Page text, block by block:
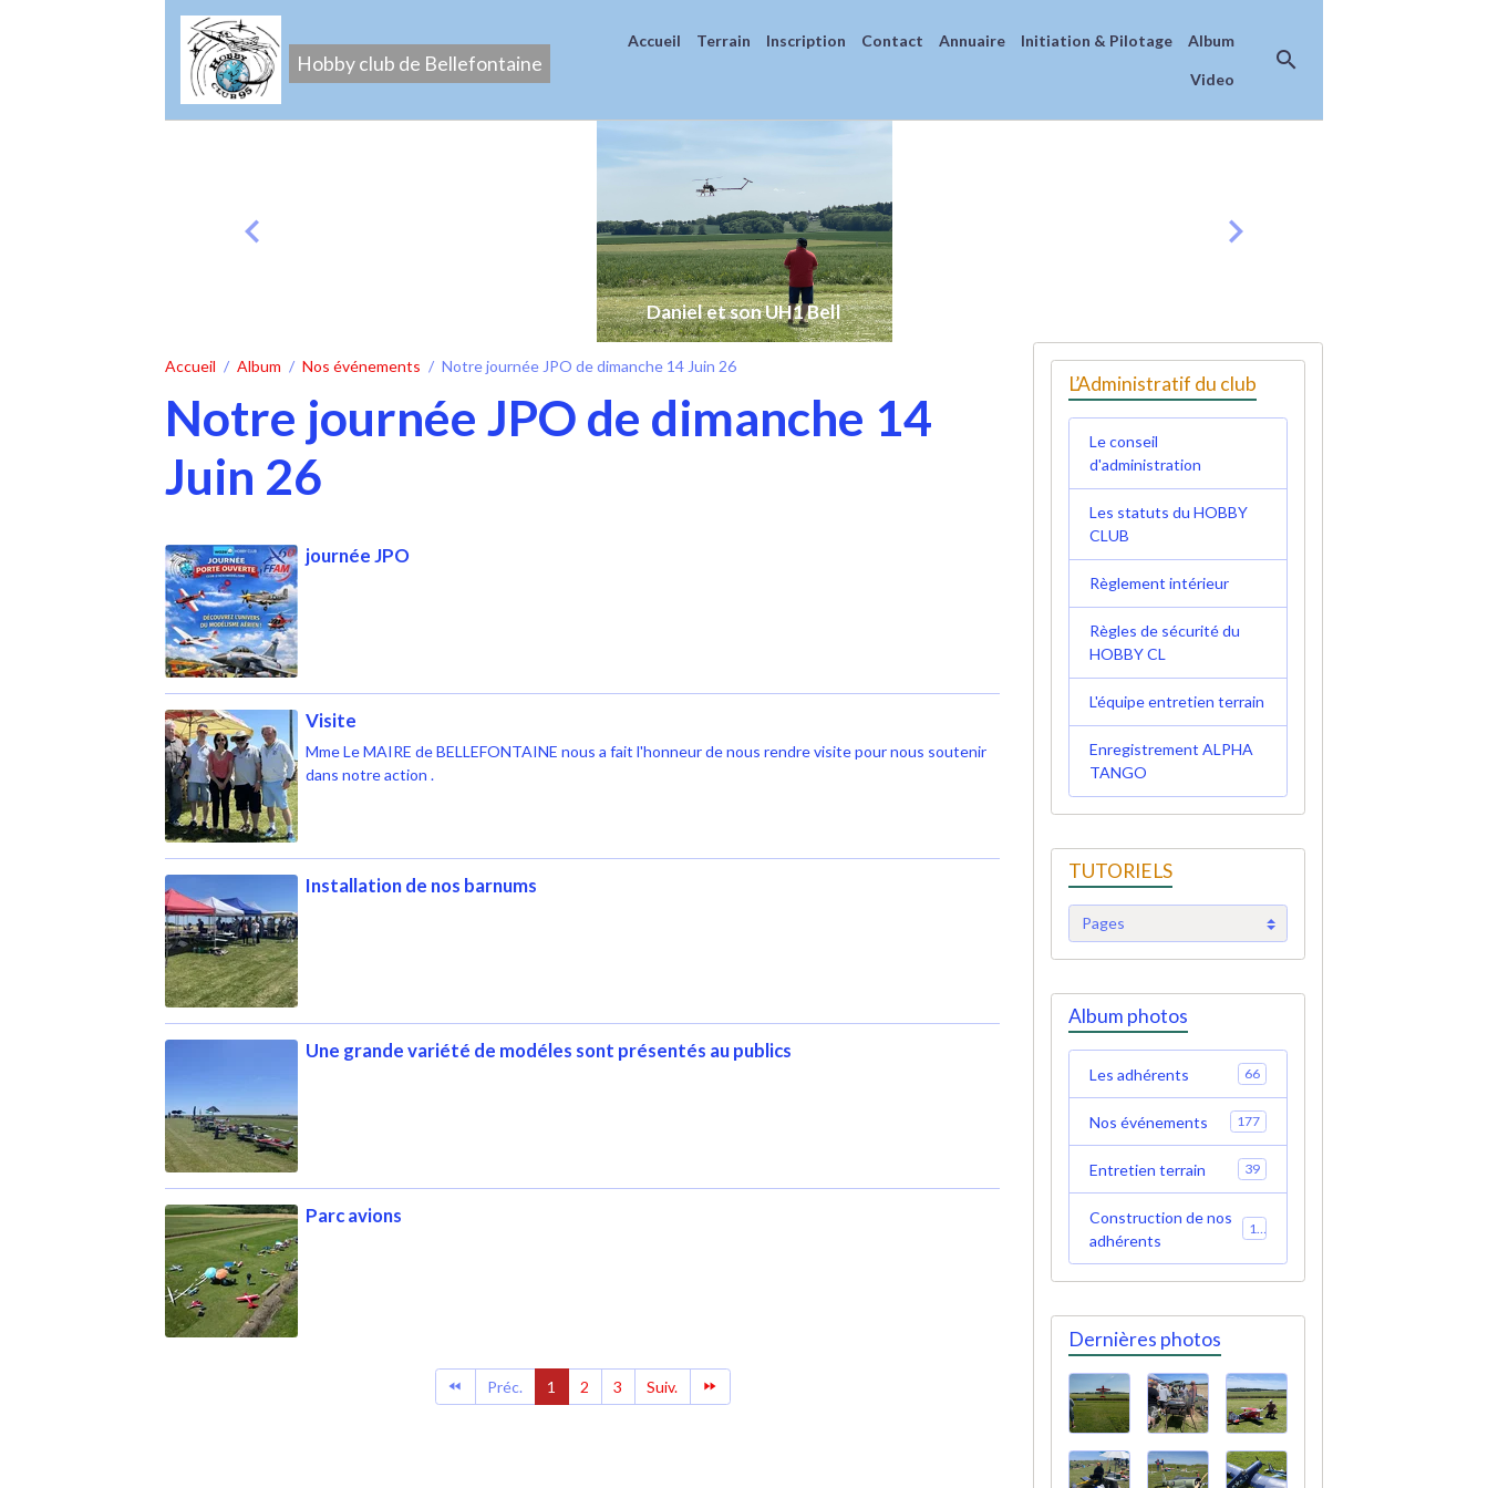
Hobby club de Bellefontaine
Accueil Terrain Inscription Contact Annuaire Initiation & Pilotage Album
Video
Daniel et son UH1 Bell
Accueil Album Nos événements Notre journée JPO de dimanche 14 Juin 26
Notre journée JPO de dimanche 14
Juin 26
journée JPO
Visite
Mme Le MAIRE de BELLEFONTAINE nous a fait l'honneur de nous rendre visite pour nous soutenir
dans notre action .
Installation de nos barnums
Une grande variété de modéles sont présentés au publics
Parc avions
Préc. 1 2 3 Suiv.
L’Administratif du club
Le conseil
d'administration
Les statuts du HOBBY
CLUB
Règlement intérieur
Règles de sécurité du
HOBBY CL
L'équipe entretien terrain
Enregistrement ALPHA
TANGO
TUTORIELS
Album photos
Les adhérents 66
Nos événements 177
Entretien terrain 39
Construction de nos
adhérents
Dernières photos